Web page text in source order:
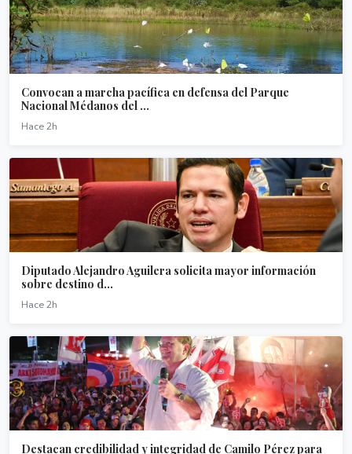
Convocan a marcha pacífica en defensa del Parque
Nacional Médanos del ...
Hace 2h
Diputado Alejandro Aguilera solicita mayor información
sobre destino d...
Hace 2h
Destacan credibilidad y integridad de Camilo Pérez para